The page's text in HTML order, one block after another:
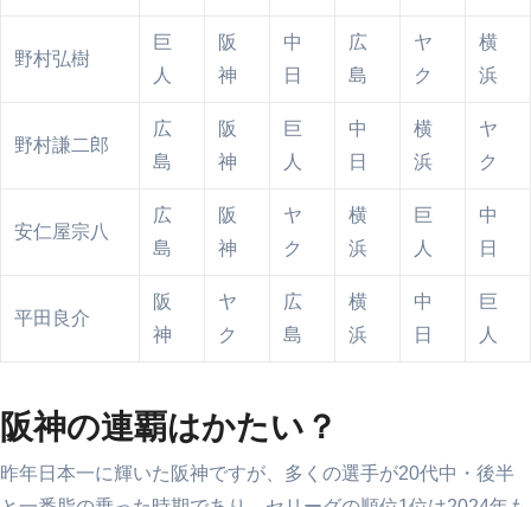
野村弘樹
巨
人
阪
神
中
日
広
島
ヤ
ク
横
浜
野村謙二郎
広
島
阪
神
巨
人
中
日
横
浜
ヤ
ク
安仁屋宗八
広
島
阪
神
ヤ
ク
横
浜
巨
人
中
日
平田良介
阪
神
ヤ
ク
広
島
横
浜
中
日
巨
人
阪神の連覇はかたい？
昨年日本一に輝いた阪神ですが、多くの選手が20代中・後半